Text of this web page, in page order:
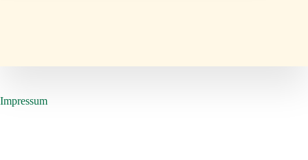
Impressum